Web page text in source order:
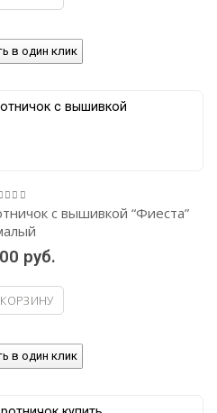
в один клик
с вышивкой “Фиеста”
руб.
в один клик